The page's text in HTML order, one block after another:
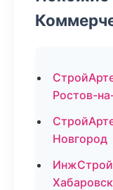
Ростов-
Новгород
Хабаровск